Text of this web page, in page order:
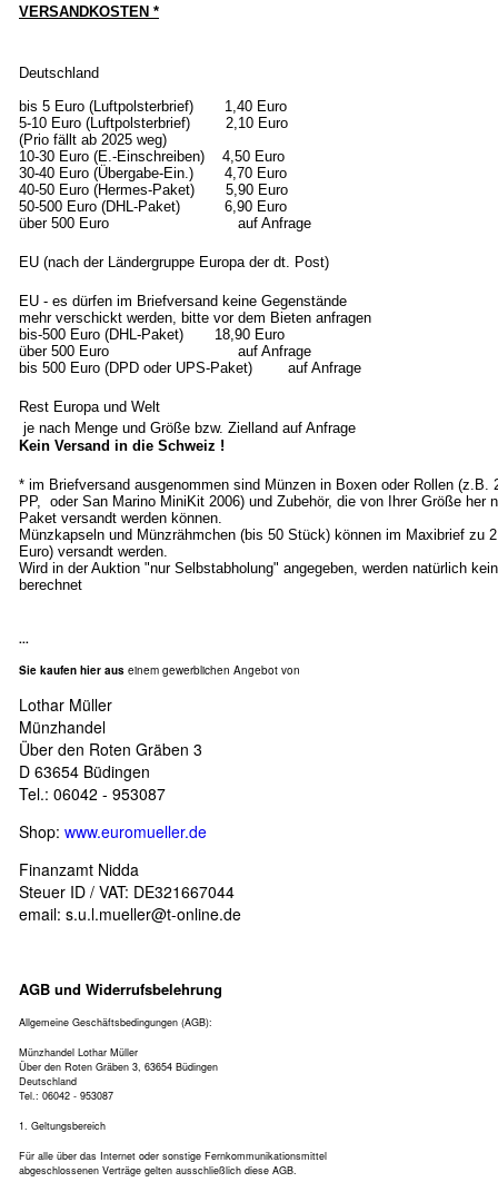
VERSANDKOSTEN *
Deutschland
bis 5 Euro (Luftpolsterbrief) 1,40 Euro
5-10 Euro (Luftpolsterbrief) 2,10 Euro
(Prio fällt ab 2025 weg)
10-30 Euro (E.-Einschreiben) 4,50 Euro
30-40 Euro (Übergabe-Ein.) 4,70 Euro
40-50 Euro (Hermes-Paket) 5,90 Euro
50-500 Euro (DHL-Paket) 6,90 Euro
über 500 Euro auf Anfrage
EU (nach der Ländergruppe Europa der dt. Post)
EU - es dürfen im Briefversand keine Gegenstände
mehr verschickt werden, bitte vor dem Bieten anfragen
bis-500 Euro (DHL-Paket) 18,90 Euro
über 500 Euro auf Anfrage
bis 500 Euro (DPD oder UPS-Paket) auf Anfrage
Rest Europa und Welt
je nach Menge und Größe bzw. Zielland auf Anfrage
Kein Versand in die Schweiz !
* im Briefversand ausgenommen sind Münzen in Boxen oder Rollen (z.B.
PP, oder San Marino MiniKit 2006) und Zubehör, die von Ihrer Größe her
Paket versandt werden können.
Münzkapseln und Münzrähmchen (bis 50 Stück) können im Maxibrief zu
Euro) versandt werden.
Wird in der Auktion "nur Selbstabholung" angegeben, werden natürlich
berechnet
...
Sie kaufen hier aus einem gewerblichen Angebot von
Lothar Müller
Münzhandel
Über den Roten Gräben 3
D 63654 Büdingen
Tel.: 06042 - 953087
Shop: www.euromueller.de
Finanzamt Nidda
Steuer ID / VAT: DE321667044
email: s.u.l.mueller@t-online.de
AGB und Widerrufsbelehrung
Allgemeine Geschäftsbedingungen (AGB):
Münzhandel Lothar Müller
Über den Roten Gräben 3, 63654 Büdingen
Deutschland
Tel.: 06042 - 953087
1. Geltungsbereich
Für alle über das Internet oder sonstige Fernkommunikationsmittel
abgeschlossenen Verträge gelten ausschließlich diese AGB.